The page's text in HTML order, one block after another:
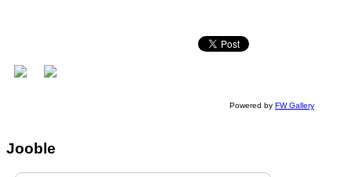
Powered by FW Gallery
Jooble